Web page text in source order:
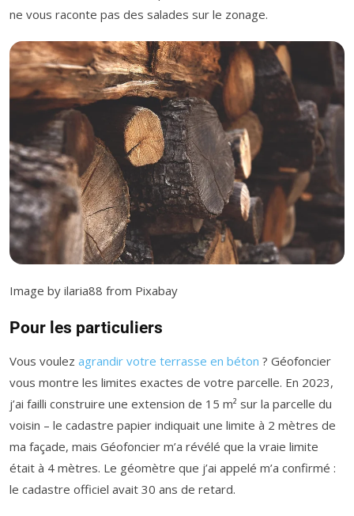
ne vous raconte pas des salades sur le zonage.
Image by ilaria88 from Pixabay
Pour les particuliers
Vous voulez agrandir votre terrasse en béton ? Géofoncier
vous montre les limites exactes de votre parcelle. En 2023,
j’ai failli construire une extension de 15 m² sur la parcelle du
voisin – le cadastre papier indiquait une limite à 2 mètres de
ma façade, mais Géofoncier m’a révélé que la vraie limite
était à 4 mètres. Le géomètre que j’ai appelé m’a confirmé :
le cadastre officiel avait 30 ans de retard.